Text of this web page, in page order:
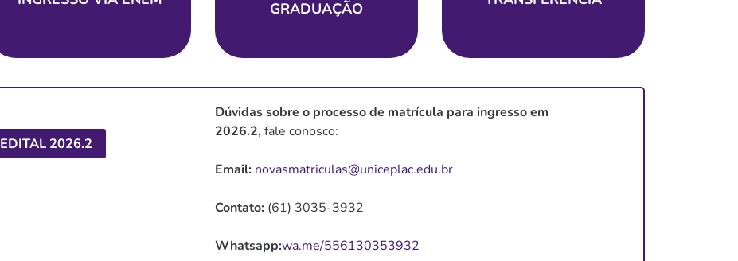
GRADUAÇÃO
EDITAL 2026.2
Dúvidas sobre o processo de matrícula para ingresso em
2026.2,fale conosco:
Email: novasmatriculas@uniceplac.edu.br
Contato: (61) 3035-3932
Whatsapp:wa.me/556130353932